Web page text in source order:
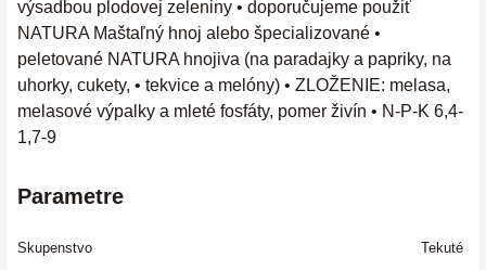
výsadbou plodovej zeleniny • doporučujeme použiť
NATURA Maštaľný hnoj alebo špecializované •
peletované NATURA hnojiva (na paradajky a papriky, na
uhorky, cukety, • tekvice a melóny) • ZLOŽENIE: melasa,
melasové výpalky a mleté fosfáty, pomer živín • N-P-K 6,4-
1,7-9
Parametre
Skupenstvo Tekuté